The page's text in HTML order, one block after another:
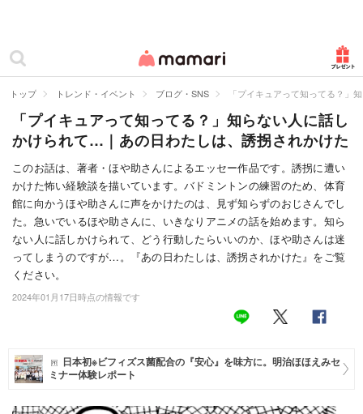
ママリ
カテゴリー一覧
妊娠
出産
赤ちゃん・育児
子育て・家族
病院
住まい
トップ トレンド・イベント ブログ・SNS 「プイキュアって知ってる？」
「プイキュアって知ってる？」知らない人に話し
かけられて…｜あの日わたしは、誘拐されかけた
このお話は、著者・ほや助さんによるエッセー作品です。誘拐に遭い
かけた怖い経験談を描いています。バドミントンの練習のため、体育
館に向かうほや助さんに声をかけたのは、見ず知らずのおじさんでし
た。急いでいるほや助さんに、いきなりアニメの話を始めます。知ら
ない人に話しかけられて、どう行動したらいいのか、ほや助さんは迷
ってしまうのですが…。『あの日わたしは、誘拐されかけた』をご覧
ください。
2024年01月17日時点の情報です
日本初※ビフィズス菌配合の『安心』を味方に。明治ほほえみセ
ミナー体験レポート